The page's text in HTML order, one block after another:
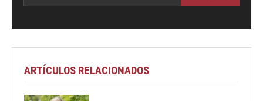
ARTÍCULOS RELACIONADOS